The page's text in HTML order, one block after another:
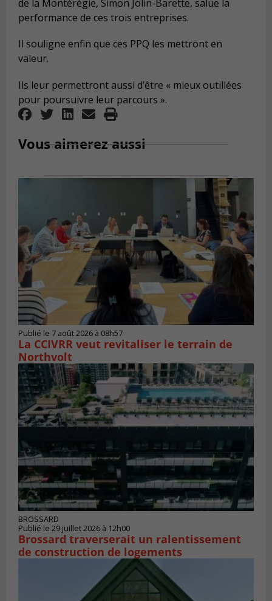
de la Montérégie, Simon Jolin-Barette, salue la
performance de ces trois entreprises.
Il souligne enfin que ces PPQ les mettront en
valeur.
Ils leur permettront aussi d’être « mieux outillées
pour poursuivre leur parcours ».
Vous aimerez aussi
Publié le 7 août 2026 à 08h57
La CCIVRR veut revitaliser le terrain de
Northvolt
BROSSARD
Publié le 29 juillet 2026 à 12h00
Brossard traverserait un ralentissement
de construction de logements